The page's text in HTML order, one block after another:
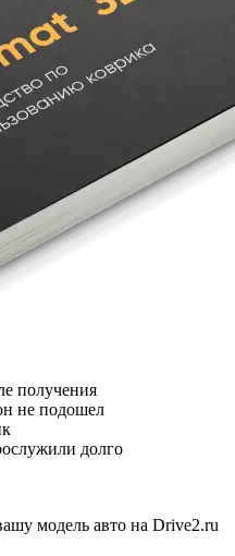
получения
не подошел
долго
модель авто на Drive2.ru